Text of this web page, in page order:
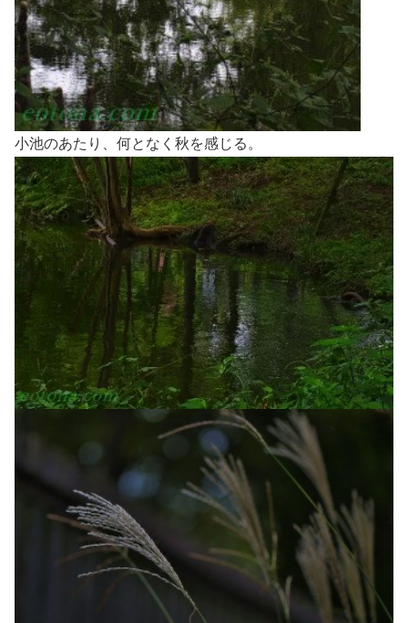
小池のあたり、何となく秋を感じる。